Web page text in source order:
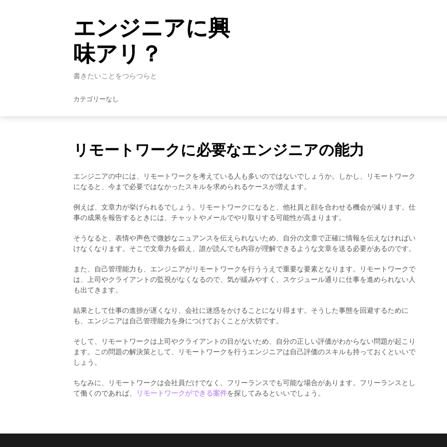
エンジニアに興
味アリ？
書きたいことをつらつらと
カテゴリーなし
リモートワークに必要なエンジニアの能力
エンジニアの中には、リモートワークを考えている人も多いのではないでしょうか。しかし、リモートワーク
になると、今まで必要ではなかったスキルを求められるケースが増えます。
例えば、文章力が挙げられるでしょう。リモートワークになると、他社員と顔を合わせる機会が減ります。仕
事の成果を報告するときには、チャットやメールでやり取りする可能性が高まります。
そうなると、表情や声色で微妙なニュアンスを伝えられないため、自分の文章で正確に情報を伝えなければい
けなくなります。そこで文章力を鍛え、誰が読んでも内容が理解できるような文章を送る必要があるのです。
また、自己管理能力も、エンジニアがリモートワークを行ううえで重要な要素となります。リモートワークで
は、上司やクライアントの監視がなくなるので、気が緩みやすく、スケジュール通りに仕事を進められない人
も出てきます。
結果として仕事の進捗が遅くなり、会社に迷惑をかけることになり得ます。そうした事態を回避するために
も、エンジニアは自己管理能力を身につけておくことが大切です。
そして、リモートワークは上司やクライアントの目がないため、自分の正しい評価がわからない問題が起こり
ます。この問題の解決策として、リモートワークを行うエンジニアは自己評価のスキルも持っておくといいで
しょう。
ちなみに、リモートワークは会社員だけでなく、フリーランスでも可能な場合があります。フリーランスとし
て働くのであれば、
リモートワークができる案件を探してみるといいでしょう。